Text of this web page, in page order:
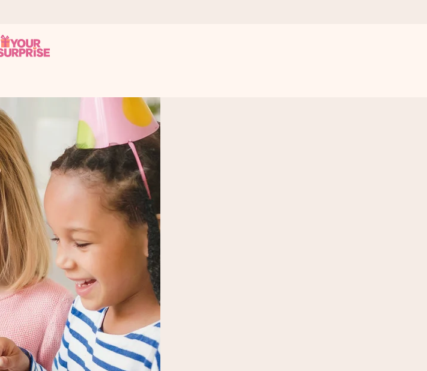
når den betyder allermest.
i hendes hjerte. Intet besvær men udelukkende en masse kærlighed i øjeblikket.